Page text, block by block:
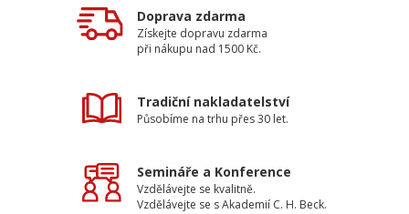
Doprava zdarma
Získejte dopravu zdarma
při nákupu nad 1500 Kč.
Tradiční nakladatelství
Působíme na trhu přes 30 let.
Semináře a Konference
Vzdělávejte se kvalitně.
Vzdělávejte se s Akademií C. H. Beck.